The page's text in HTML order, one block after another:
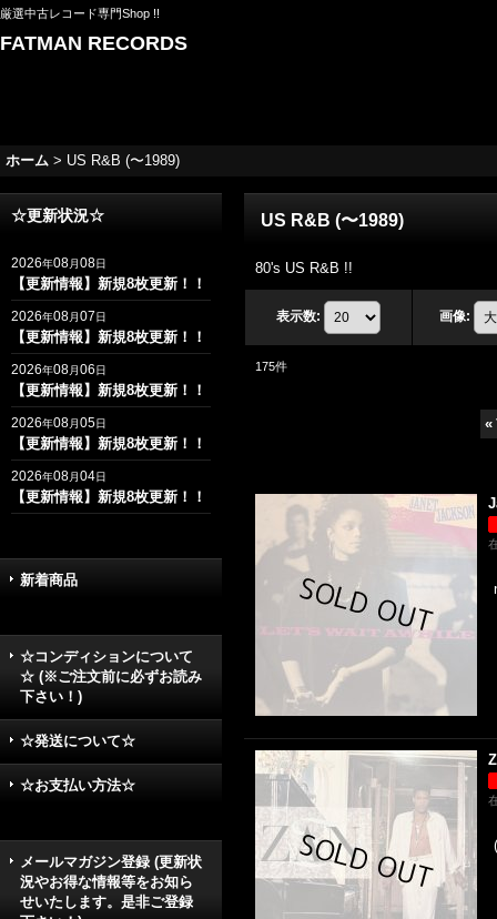
厳選中古レコード専門Shop !!
FATMAN RECORDS
ホーム > US R&B (〜1989)
☆更新状況☆
2026年08月08日
【更新情報】新規8枚更新！！
2026年08月07日
【更新情報】新規8枚更新！！
2026年08月06日
【更新情報】新規8枚更新！！
2026年08月05日
【更新情報】新規8枚更新！！
2026年08月04日
【更新情報】新規8枚更新！！
新着商品
☆コンディションについて
☆ (※ご注文前に必ずお読み
下さい！)
☆発送について☆
☆お支払い方法☆
メールマガジン登録 (更新状
況やお得な情報等をお知ら
せいたします。是非ご登録
US R&B (〜1989)
80's US R&B !!
表示数: 画像:
175件
«